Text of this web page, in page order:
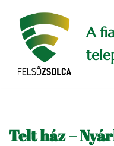
Skip
content
A
Telt ház –